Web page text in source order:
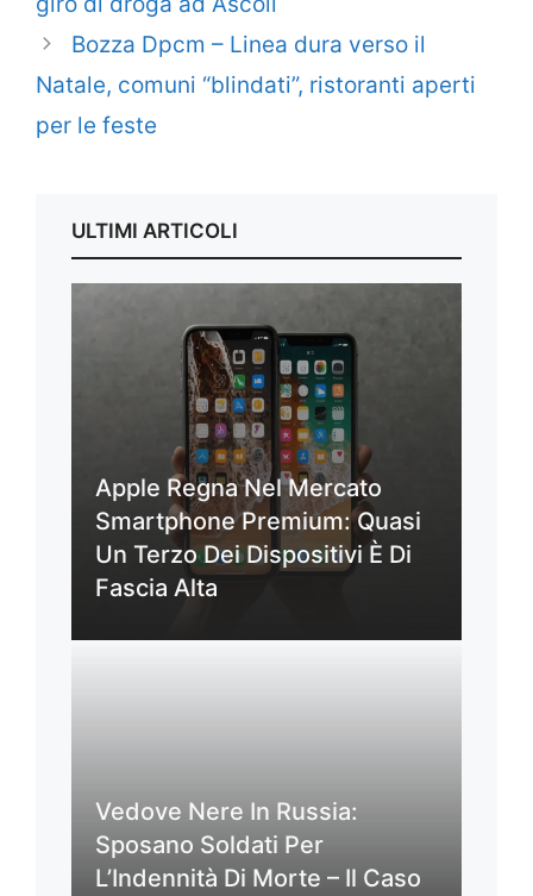
Bozza Dpcm – Linea dura verso il
Natale, comuni “blindati”, ristoranti aperti
per le feste
ULTIMI ARTICOLI
Apple Regna Nel Mercato
Smartphone Premium: Quasi
Un Terzo Dei Dispositivi È Di
Fascia Alta
Vedove Nere In Russia:
Sposano Soldati Per
L’Indennità Di Morte – Il Caso